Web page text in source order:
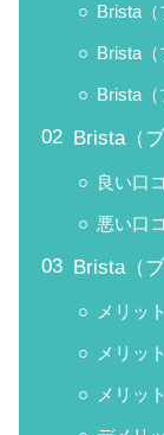
Brista
Brista
Brista
Brista（
良い口
悪い口
Brista（
メリッ
メリッ
メリッ